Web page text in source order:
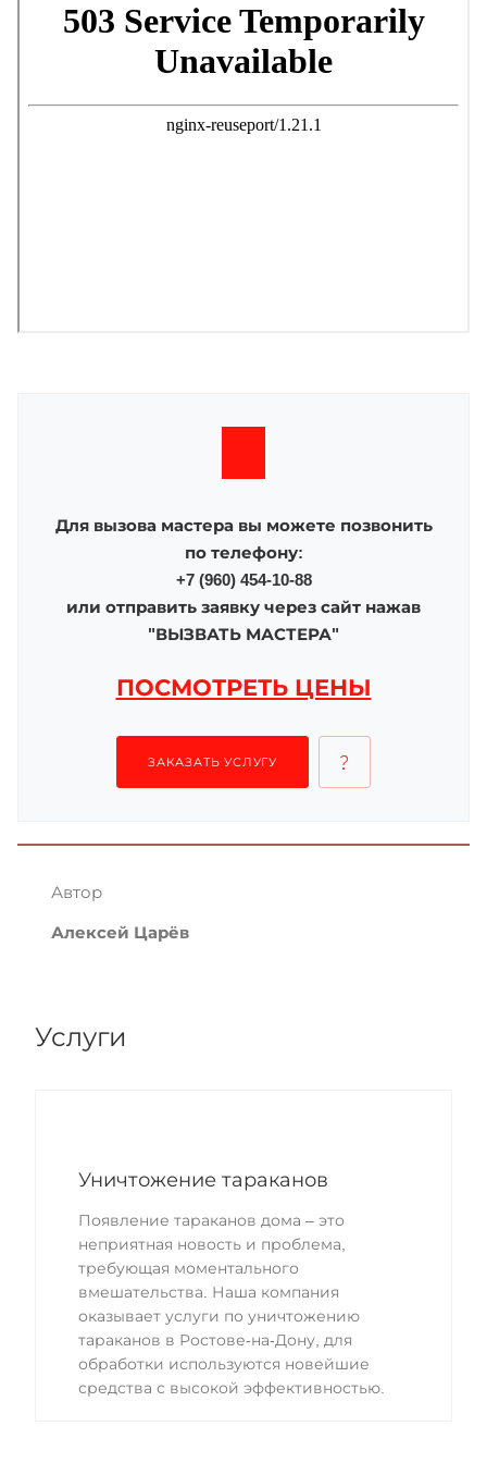
Для вызова мастера вы можете позвонить
по телефону:
+7 (960) 454-10-88
или отправить заявку через сайт нажав
"ВЫЗВАТЬ МАСТЕРА"
ПОСМОТРЕТЬ ЦЕНЫ
ЗАКАЗАТЬ УСЛУГУ
Автор
Алексей Царёв
Услуги
Уничтожение тараканов
Появление тараканов дома – это
неприятная новость и проблема,
требующая моментального
вмешательства. Наша компания
оказывает услуги по уничтожению
тараканов в Ростове-на-Дону, для
обработки используются новейшие
средства с высокой эффективностью.